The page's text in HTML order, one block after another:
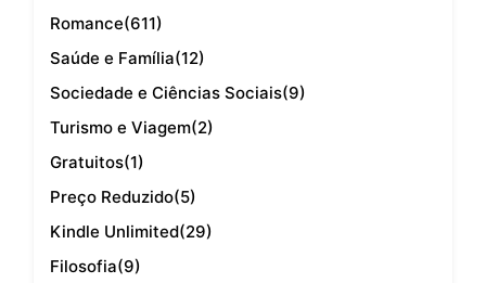
Romance(611)
Saúde e Família(12)
Sociedade e Ciências Sociais(9)
Turismo e Viagem(2)
Gratuitos(1)
Preço Reduzido(5)
Kindle Unlimited(29)
Filosofia(9)